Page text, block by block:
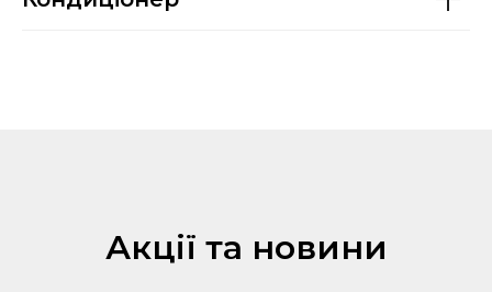
Акції та новини